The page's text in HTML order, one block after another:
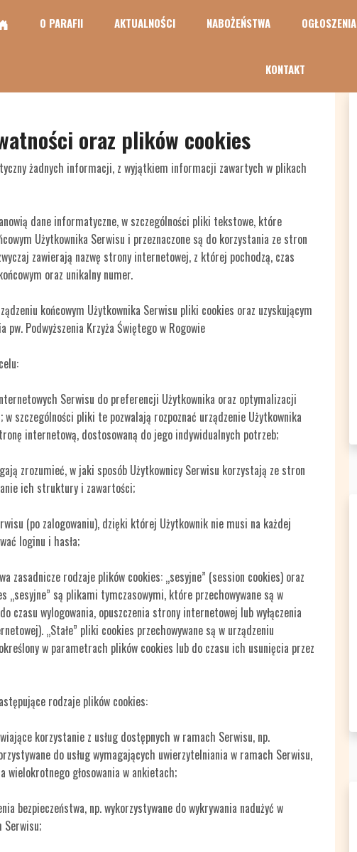
O PARAFII AKTUALNOŚCI NABOŻEŃSTWA OGŁOSZENIA
KONTAKT
oraz plików cookies
żadnych informacji, z wyjątkiem informacji zawartych w plikach
dane informatyczne, w szczególności pliki tekstowe, które
Użytkownika Serwisu i przeznaczone są do korzystania ze stron
zawierają nazwę strony internetowej, z której pochodzą, czas
oraz unikalny numer.
końcowym Użytkownika Serwisu pliki cookies oraz uzyskującym
Podwyższenia Krzyża Świętego w Rogowie
Serwisu do preferencji Użytkownika oraz optymalizacji
szczególności pliki te pozwalają rozpoznać urządzenie Użytkownika
internetową, dostosowaną do jego indywidualnych potrzeb;
zrozumieć, w jaki sposób Użytkownicy Serwisu korzystają ze stron
ich struktury i zawartości;
(po zalogowaniu), dzięki której Użytkownik nie musi na każdej
loginu i hasła;
zasadnicze rodzaje plików cookies: „sesyjne” (session cookies) oraz
„sesyjne” są plikami tymczasowymi, które przechowywane są w
czasu wylogowania, opuszczenia strony internetowej lub wyłączenia
„Stałe” pliki cookies przechowywane są w urządzeniu
w parametrach plików cookies lub do czasu ich usunięcia przez
rodzaje plików cookies:
korzystanie z usług dostępnych w ramach Serwisu, np.
do usług wymagających uwierzytelniania w ramach Serwisu,
wielokrotnego głosowania w ankietach;
bezpieczeństwa, np. wykorzystywane do wykrywania nadużyć w
Serwisu;